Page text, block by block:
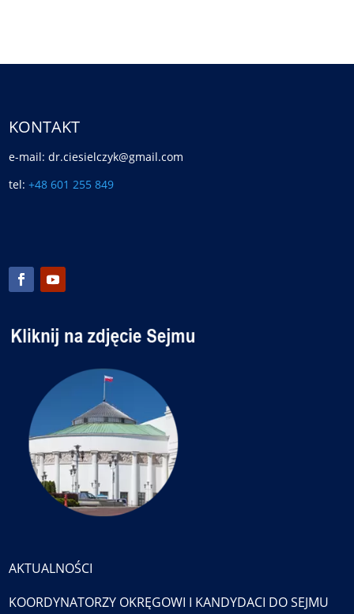
KONTAKT
e-mail: dr.ciesielczyk@gmail.com
tel:+48 601 255 849
AKTUALNOŚCI
KOORDYNATORZY OKRĘGOWI I KANDYDACI DO SEJMU